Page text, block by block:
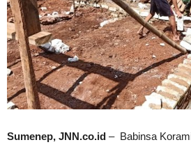
Sumenep, JNN.co.id – Babinsa